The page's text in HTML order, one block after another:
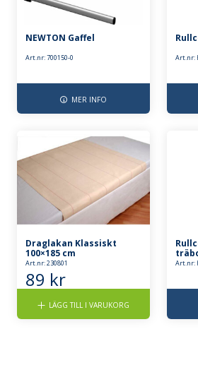
NEWTON Gaffel
Art.nr: 700150-0
MER INFO
Art.nr:
Draglakan Klassiskt
100×185 cm
Art.nr: 230801
89 kr
LÄGG TILL I VARUKORG
Art.nr: